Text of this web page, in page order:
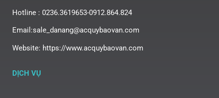
Hotline : 0236.3619653-0912.864.824
Email:sale_danang@acquybaovan.com
Website: https://www.acquybaovan.com
DỊCH VỤ